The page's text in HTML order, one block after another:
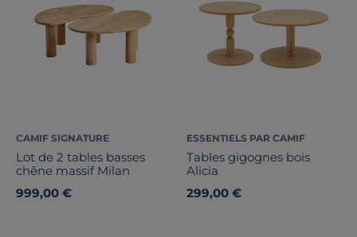
CAMIF SIGNATURE
Lot de 2 tables basses
chêne massif Milan
999,00 €
ESSENTIELS PAR CAMIF
Tables gigognes bois
Alicia
299,00 €